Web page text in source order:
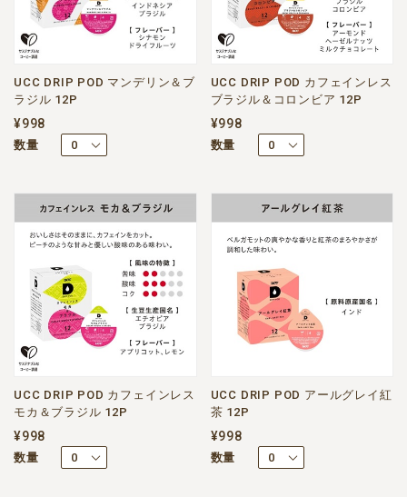
UCC DRIP POD マンデリン＆ブ
ラジル 12P
数量
¥998
UCC DRIP POD カフェインレス
ブラジル＆コロンビア 12P
数量
¥998
UCC DRIP POD カフェインレス
モカ＆ブラジル 12P
数量
¥998
UCC DRIP POD アールグレイ紅
茶 12P
数量
¥998